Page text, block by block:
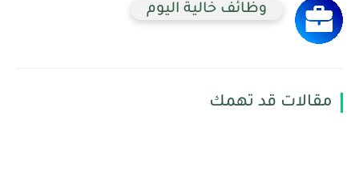
وظائف خالية اليوم
مقالات قد تهمك